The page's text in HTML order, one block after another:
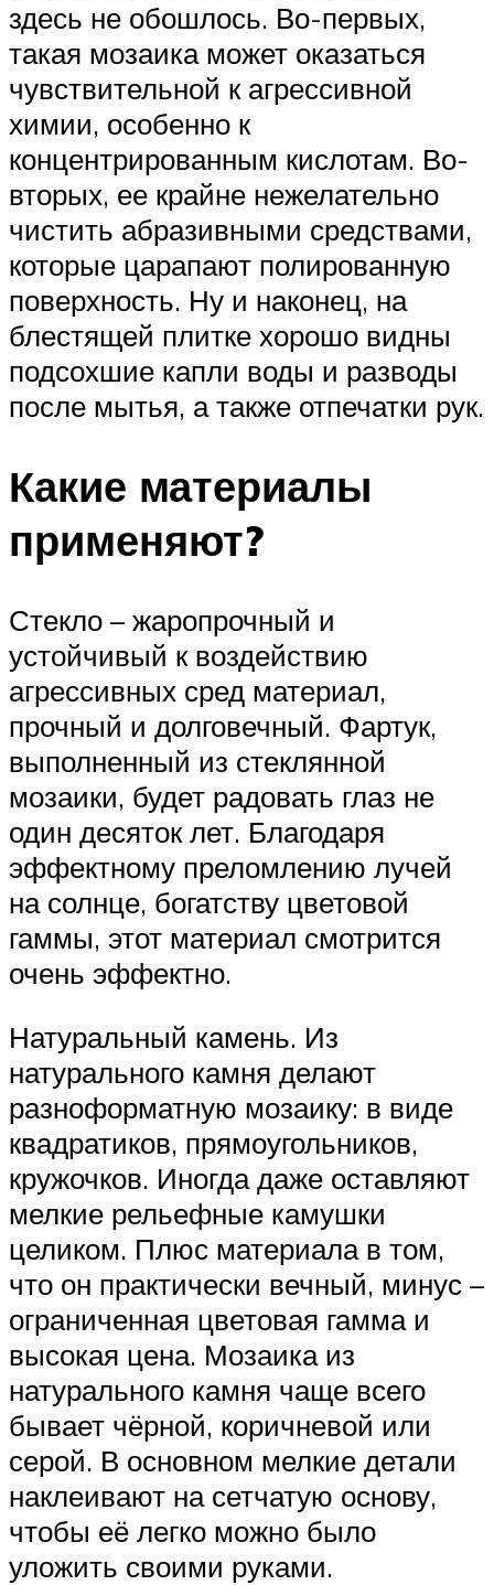
здесь не обошлось. Во-первых,
такая мозаика может оказаться
чувствительной к агрессивной
химии, особенно к
концентрированным кислотам. Во-
вторых, ее крайне нежелательно
чистить абразивными средствами,
которые царапают полированную
поверхность. Ну и наконец, на
блестящей плитке хорошо видны
подсохшие капли воды и разводы
после мытья, а также отпечатки рук.
Какие материалы
применяют?
Стекло – жаропрочный и
устойчивый к воздействию
агрессивных сред материал,
прочный и долговечный. Фартук,
выполненный из стеклянной
мозаики, будет радовать глаз не
один десяток лет. Благодаря
эффектному преломлению лучей
на солнце, богатству цветовой
гаммы, этот материал смотрится
очень эффектно.
Натуральный камень. Из
натурального камня делают
разноформатную мозаику: в виде
квадратиков, прямоугольников,
кружочков. Иногда даже оставляют
мелкие рельефные камушки
целиком. Плюс материала в том,
что он практически вечный, минус –
ограниченная цветовая гамма и
высокая цена. Мозаика из
натурального камня чаще всего
бывает чёрной, коричневой или
серой. В основном мелкие детали
наклеивают на сетчатую основу,
чтобы её легко можно было
уложить своими руками.